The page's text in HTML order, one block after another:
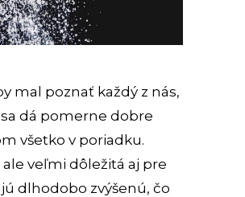
mal poznať každý z nás,
dá pomerne dobre
všetko v poriadku.
veľmi dôležitá aj pre
dlhodobo zvýšenú, čo